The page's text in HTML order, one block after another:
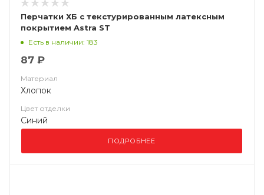
Перчатки ХБ с текстурированным латексным
покрытием Astra ST
Есть в наличии: 183
87 ₽
Материал
Хлопок
Цвет отделки
Синий
ПОДРОБНЕЕ